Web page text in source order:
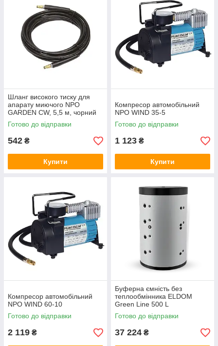
Шланг високого тиску для
апарату миючого NPO
GARDEN CW, 5,5 м, чорний
Готово до відправки
542 ₴
Купити
Компресор автомобільний
NPO WIND 35-5
Готово до відправки
1 123 ₴
Купити
Компресор автомобільний
NPO WIND 60-10
Готово до відправки
2 119 ₴
Буферна ємність без
теплообмінника ELDOM
Green Line 500 L
Готово до відправки
37 224 ₴